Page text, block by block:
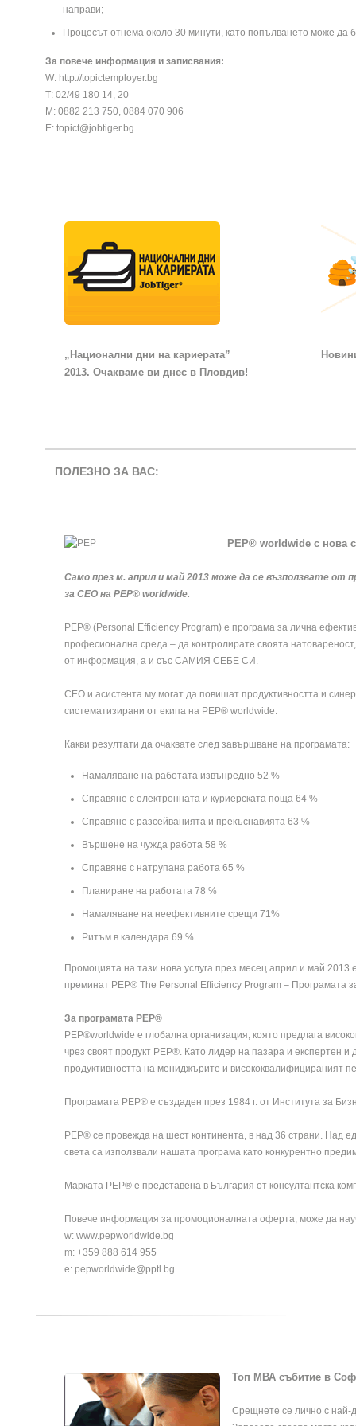
направи;
Процесът отнема oколо 30 минути, като попълването може да
За повече информация и записвания:
W: http://topictemployer.bg
Т: 02/49 180 14, 20
М: 0882 213 750, 0884 070 906
Е: topict@jobtiger.bg
„Национални дни на кариерата”
2013. Очакваме ви днес в Пловдив!
ПОЛЕЗНО ЗА ВАС:
PEP® worldwide с нова
Само през м. април и май 2013 може да се възползвате от
за СЕО на PEP® worldwide.
PEP® (Personal Efficiency Program) е програма за лична
професионална среда – да контролирате своята
от информация, а и със САМИЯ СЕБЕ СИ.
CEO и асистента му могат да повишат продуктивността и
систематизирани от екипа на PEP® worldwide.
Какви резултати да очаквате след завършване на програмата:
Намаляване на работата извънредно 52 %
Справяне с електронната и куриерската поща 64 %
Справяне с разсейванията и прекъснавията 63 %
Вършене на чужда работа 58 %
Справяне с натрупана работа 65 %
Планиране на работата 78 %
Намаляване на неефективните срещи 71%
Ритъм в календара 69 %
Промоцията на тази нова услуга през месец април и май 2013
преминат PEP® The Personal Efficiency Program – Програмата
За програмата РЕР®
РЕР®worldwide е глобална организация, която предлага
чрез своят продукт РЕР®. Като лидер на пазара и експертен
продуктивността на мениджърите и висококвалифицираният
Програмата PEP® е създаден през 1984 г. от Института за
РЕР® се провежда на шест континента, в над 36 страни. Над
света са използвали нашата програма като конкурентно
Марката PEP® e представена в България от консултантска
Повече информация за промоционалната оферта, може да
w: www.pepworldwide.bg
m: +359 888 614 955
e: pepworldwide@pptl.bg
Топ МВА събитие в
Срещнете се лично с